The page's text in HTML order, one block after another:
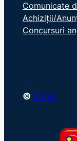
a
r
c
Comunicate
Achiziții/
Concursuri
© CEVJ